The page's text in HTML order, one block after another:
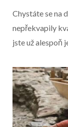
Chystáte se na
nepřekvapily
jste už alespoň